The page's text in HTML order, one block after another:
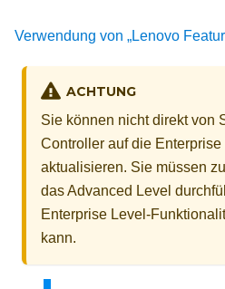
Verwendung von „Lenovo
ACHTUNG
Sie können nicht direkt von
Controller auf die
aktualisieren. Sie müssen
das Advanced Level
Enterprise Level-
kann.